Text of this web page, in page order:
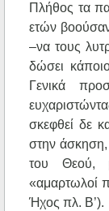
Πλήθος τα
ετών
–να τους
δώσει
Γενικά
σκεφθεί δε
στην
του Θεού,
«αμαρτωλοί
Ήχος πλ. Β’).